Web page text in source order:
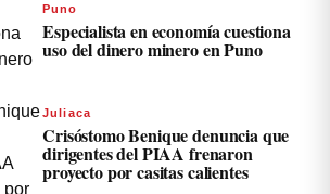
Puno
Especialista en economía cuestiona
uso del dinero minero en Puno
Juliaca
Crisóstomo Benique denuncia que
dirigentes del PIAA frenaron
proyecto por casitas calientes